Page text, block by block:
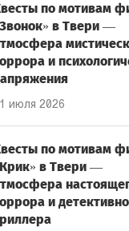
по мотивам
в Твери —
и
июля 2026
по мотивам
в Твери —
и